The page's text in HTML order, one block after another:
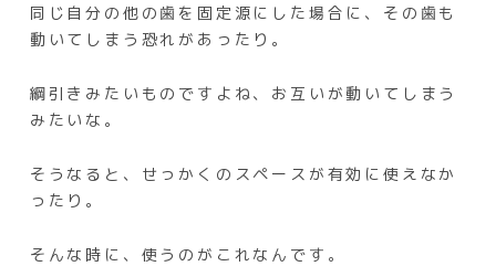
同じ自分の他の歯を固定源にした場合に、その歯も
動いてしまう恐れがあったり。
綱引きみたいものですよね、お互いが動いてしまう
みたいな。
そうなると、せっかくのスペースが有効に使えなか
ったり。
そんな時に、使うのがこれなんです。